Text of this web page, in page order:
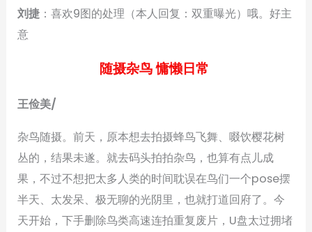
刘捷 ：喜欢9图的处理（本人回复：双重曝光）哦。好主
意
随摄杂鸟 慵懒日常
王俭美/
杂鸟随摄。前天，原本想去拍摄蜂鸟飞舞、啜饮樱花树
丛的，结果未遂。就去码头拍拍杂鸟，也算有点儿成
果，不过不想把太多人类的时间耽误在鸟们一个pose摆
半天、太发呆、极无聊的光阴里，也就打道回府了。今
天开始，下手删除鸟类高速连拍重复废片，U盘太过拥堵